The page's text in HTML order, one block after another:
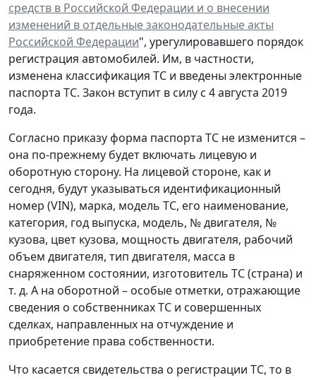
средств в Российской Федерации и о внесении
изменений в отдельные законодательные акты
Российской Федерации", урегулировавшего порядок
регистрация автомобилей. Им, в частности,
изменена классификация ТС и введены электронные
паспорта ТС. Закон вступит в силу с 4 августа 2019
года.
Согласно приказу форма паспорта ТС не изменится –
она по-прежнему будет включать лицевую и
оборотную сторону. На лицевой стороне, как и
сегодня, будут указываться идентификационный
номер (VIN), марка, модель ТС, его наименование,
категория, год выпуска, модель, № двигателя, №
кузова, цвет кузова, мощность двигателя, рабочий
объем двигателя, тип двигателя, масса в
снаряженном состоянии, изготовитель ТС (страна) и
т. д. А на оборотной – особые отметки, отражающие
сведения о собственниках ТС и совершенных
сделках, направленных на отчуждение и
приобретение права собственности.
Что касается свидетельства о регистрации ТС, то в